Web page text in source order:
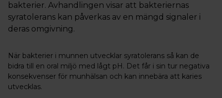
bakterier. Avhandlingen visar att bakteriernas
syratolerans kan påverkas av en mängd signaler i
deras omgivning.
När bakterier i munnen utvecklar syratolerans så kan de
bidra till en oral miljö med lågt pH. Det får i sin tur negativa
konsekvenser för munhälsan och kan innebära att karies
utvecklas.